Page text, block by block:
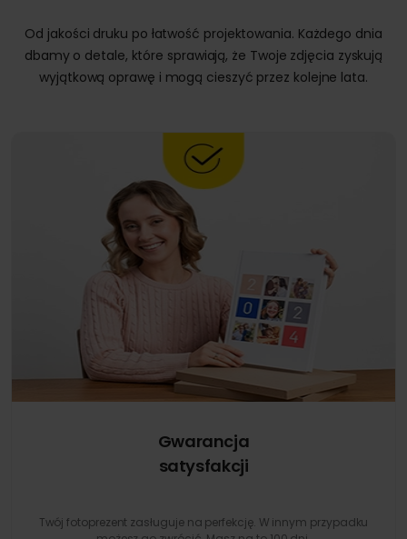
Od jakości druku po łatwość projektowania. Każdego dnia
dbamy o detale, które sprawiają, że Twoje zdjęcia zyskują
wyjątkową oprawę i mogą cieszyć przez kolejne lata.
Gwarancja
satysfakcji
Twój fotoprezent zasługuje na perfekcję. W innym przypadku